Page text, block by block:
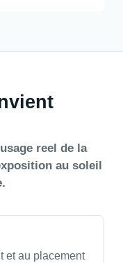
reel de la
au soleil
et au placement